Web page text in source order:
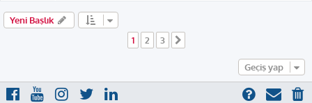
Yeni Başlık
1
2 3
Geçiş yap